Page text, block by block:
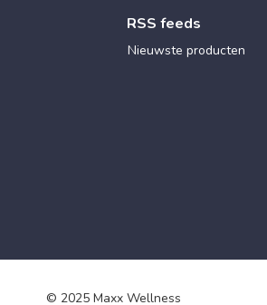
RSS feeds
Nieuwste producten
© 2025 Maxx Wellness